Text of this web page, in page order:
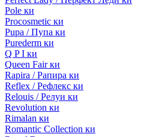
Pole ки
Procosmetic ки
Pupa / Пупа ки
Purederm ки
Q P I ки
Queen Fair ки
Rapira / Рапира ки
Reflex / Рефлекс ки
Relouis / Релуи ки
Revolution ки
Rimalan ки
Romantic Collection ки